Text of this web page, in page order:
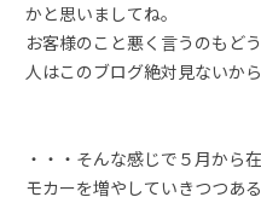
かと思いましてね。
お客様のこと悪く言うのもど
人はこのブログ絶対見ないか
・・・そんな感じで５月から
モカーを増やしていきつつあ